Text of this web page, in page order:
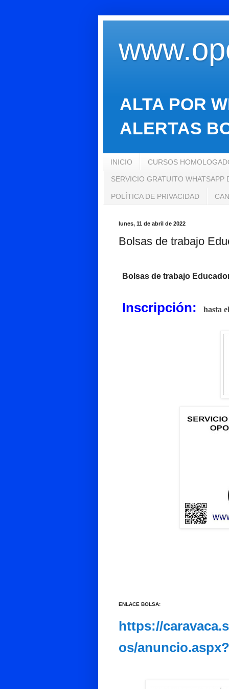
ALTA POR
ALERTAS
INICIO CURSOS
SERVICIO GRATUITO WHATSAPP
POLÍTICA DE PRIVACIDAD
lunes, 11 de abril de 2022
Bolsas de trabajo
Bolsas de trabajo
Inscripción: hasta
ENLACE BOLSA:
https://
os/